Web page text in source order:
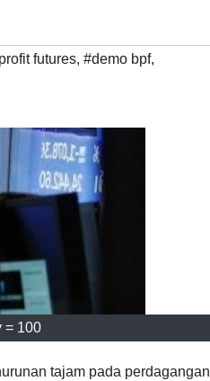
futures, #demo bpf,
= 100
tajam pada perdagangan